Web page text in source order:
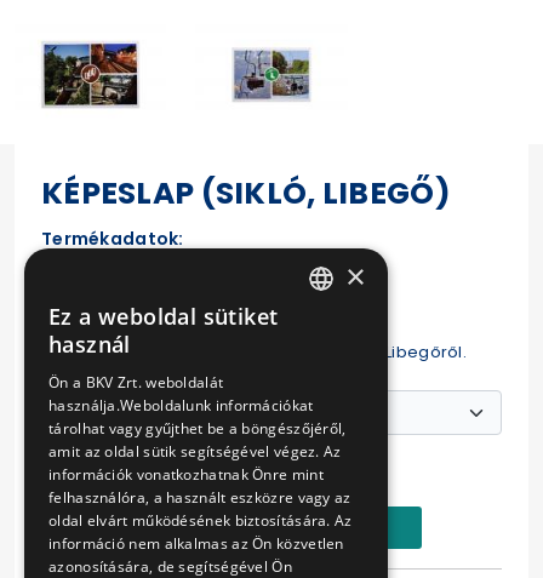
KÉPESLAP (SIKLÓ, LIBEGŐ)
Termékadatok:
Méret: 15 cm X 10,5 cm
Normál postai képeslapok a Siklóról, és a Libegőről.
Ár:
100 Ft
Kosárba
×
Ez a weboldal sütiket
használ
Ön a BKV Zrt. weboldalát
használja.Weboldalunk információkat
tárolhat vagy gyűjthet be a böngészőjéről,
amit az oldal sütik segítségével végez. Az
információk vonatkozhatnak Önre mint
felhasználóra, a használt eszközre vagy az
oldal elvárt működésének biztosítására. Az
információ nem alkalmas az Ön közvetlen
azonosítására, de segítségével Ön